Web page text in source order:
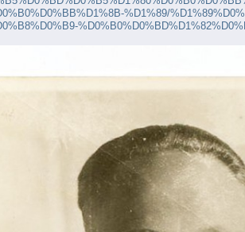
%D1%89/